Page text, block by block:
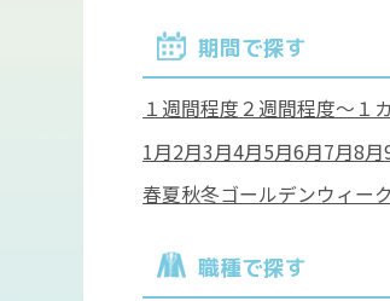
期間で探す
１週間程度２週間程度～１
1月2月3月4月5月6月7月8月
春夏秋冬ゴールデンウィー
職種で探す